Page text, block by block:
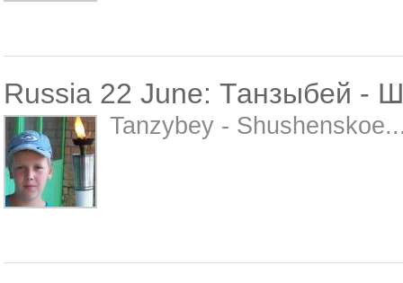
Russia 22 June: Танзыбей -
Tanzybey -